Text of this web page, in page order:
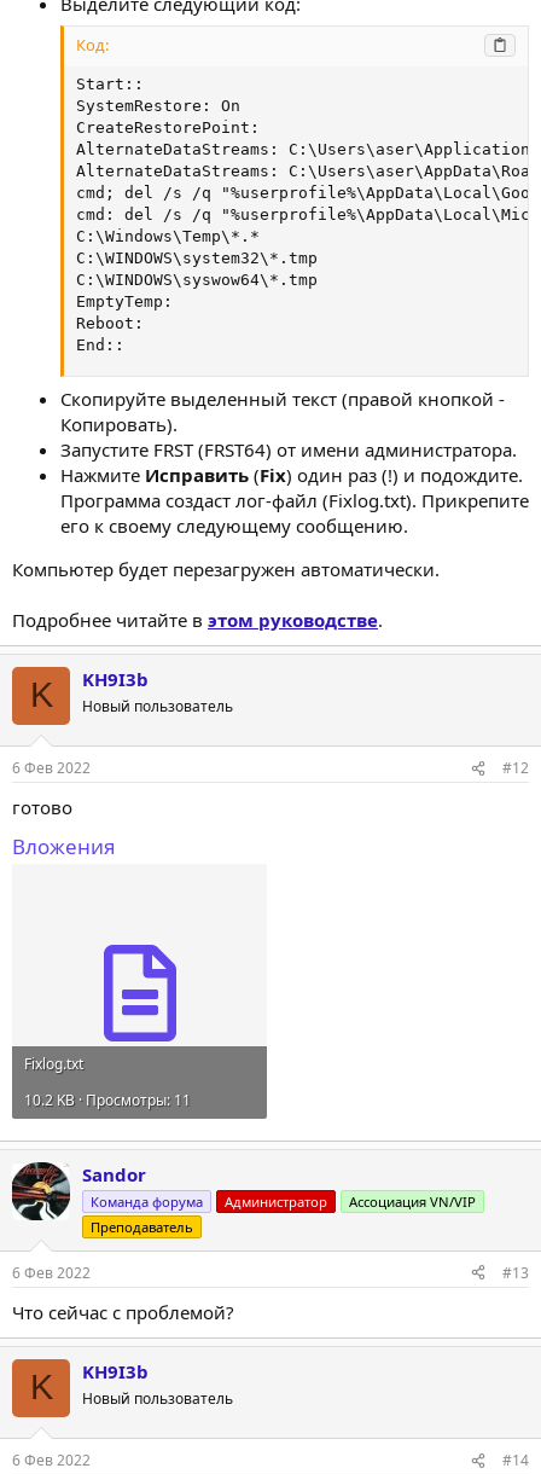
Код:
Start::
SystemRestore: On
CreateRestorePoint:
AlternateDataStreams: C:\Users\aser\Application
AlternateDataStreams:
cmd; del /s /q
cmd: del /s /q
C:\Windows\Temp\*.*
C:\WINDOWS\system32\*.tmp
C:\WINDOWS\syswow64\*.tmp
EmptyTemp:
Reboot:
End::
Скопируйте выделенный текст (правой кнопкой -
Копировать).
Запустите FRST (FRST64) от имени администратора.
Нажмите Исправить (Fix) один раз (!) и подождите.
Программа создаст лог-файл (Fixlog.txt). Прикрепите
его к своему следующему сообщению.
Компьютер будет перезагружен автоматически.
Подробнее читайте в этом руководстве.
K KH9I3b
Новый пользователь
6 Фев 2022 #12
готово
Вложения
Fixlog.txt
10.2 KB · Просмотры: 11
Sandor
Команда форума Администратор
Ассоциация VN/VIP
Преподаватель
6 Фев 2022 #13
Что сейчас с проблемой?
K KH9I3b
Новый пользователь
6 Фев 2022 #14